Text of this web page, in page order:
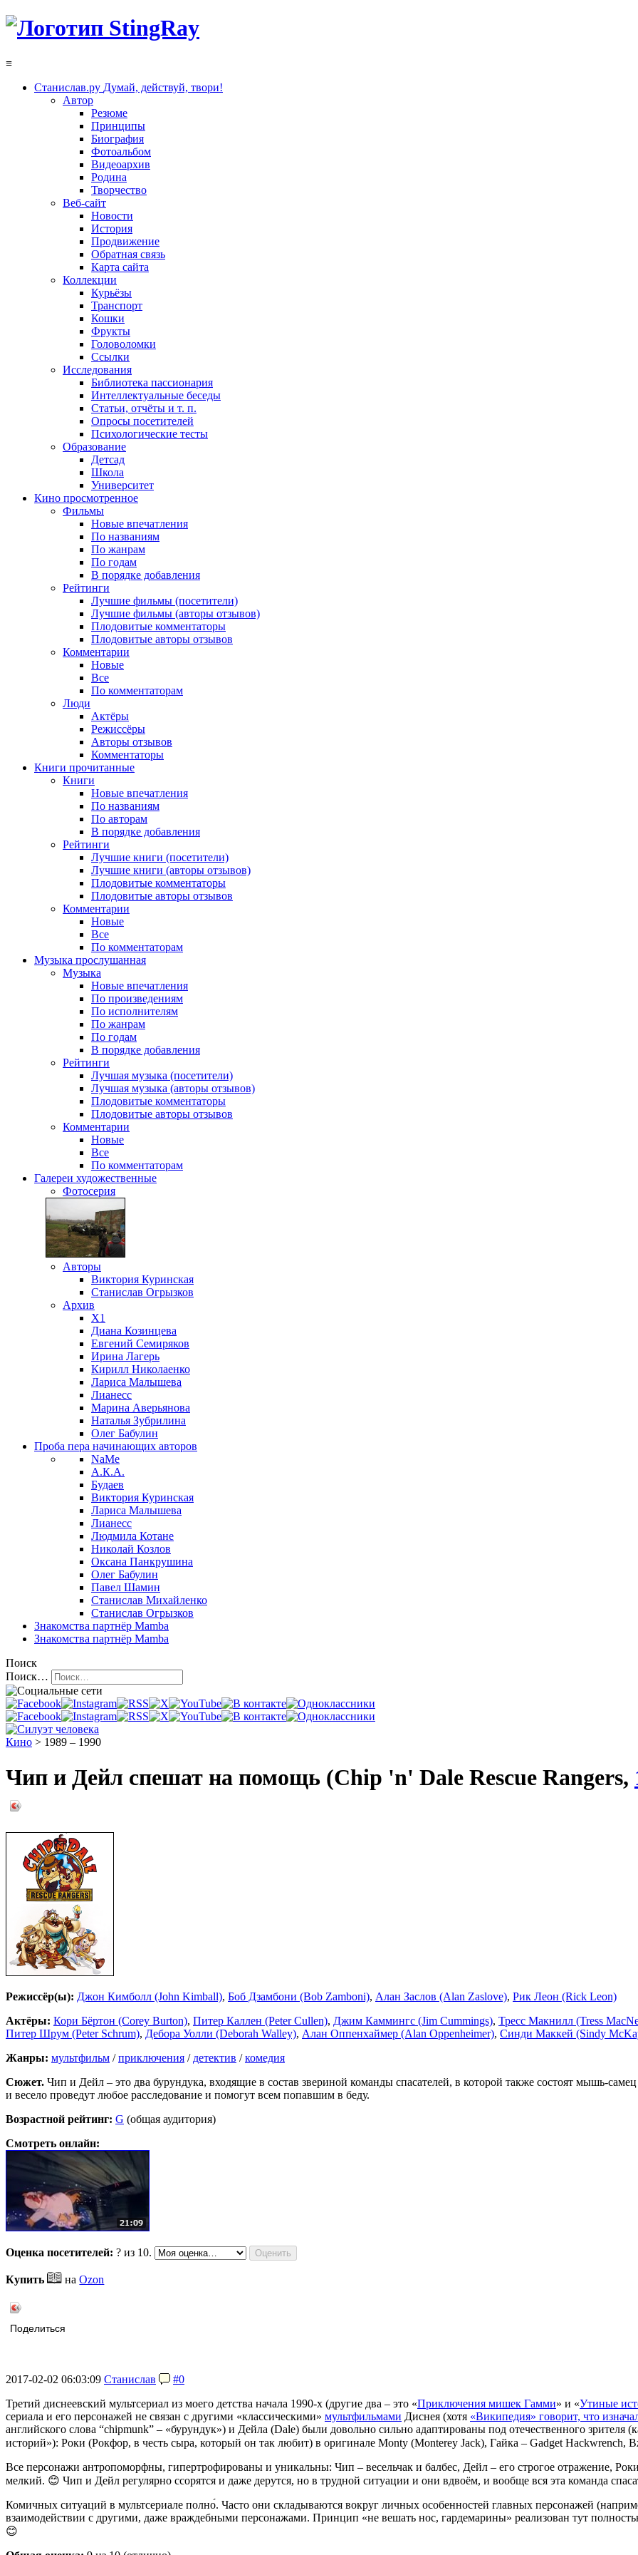
≡
Станислав.ру Думай, действуй, твори!
Автор
Резюме
Принципы
Биография
Фотоальбом
Видеоархив
Родина
Творчество
Веб-сайт
Новости
История
Продвижение
Обратная связь
Карта сайта
Коллекции
Курьёзы
Транспорт
Кошки
Фрукты
Головоломки
Ссылки
Исследования
Библиотека пассионария
Интеллектуальные беседы
Статьи, отчёты и т. п.
Опросы посетителей
Психологические тесты
Образование
Детсад
Школа
Университет
Кино просмотренное
Фильмы
Новые впечатления
По названиям
По жанрам
По годам
В порядке добавления
Рейтинги
Лучшие фильмы (посетители)
Лучшие фильмы (авторы отзывов)
Плодовитые комментаторы
Плодовитые авторы отзывов
Комментарии
Новые
Все
По комментаторам
Люди
Актёры
Режиссёры
Авторы отзывов
Комментаторы
Книги прочитанные
Книги
Новые впечатления
По названиям
По авторам
В порядке добавления
Рейтинги
Лучшие книги (посетители)
Лучшие книги (авторы отзывов)
Плодовитые комментаторы
Плодовитые авторы отзывов
Комментарии
Новые
Все
По комментаторам
Музыка прослушанная
Музыка
Новые впечатления
По произведениям
По исполнителям
По жанрам
По годам
В порядке добавления
Рейтинги
Лучшая музыка (посетители)
Лучшая музыка (авторы отзывов)
Плодовитые комментаторы
Плодовитые авторы отзывов
Комментарии
Новые
Все
По комментаторам
Галереи художественные
Фотосерия
Авторы
Виктория Куринская
Станислав Огрызков
Архив
X1
Диана Козинцева
Евгений Семиряков
Ирина Лагерь
Кирилл Николаенко
Лариса Малышева
Лианесс
Марина Аверьянова
Наталья Зубрилина
Олег Бабулин
Проба пера начинающих авторов
NaMe
А.К.А.
Будаев
Виктория Куринская
Лариса Малышева
Лианесс
Людмила Котане
Николай Козлов
Оксана Панкрушина
Олег Бабулин
Павел Шамин
Станислав Михайленко
Станислав Огрызков
Знакомства партнёр Mamba
Знакомства партнёр Mamba
Поиск
Поиск…
Кино > 1989 – 1990
Чип и Дейл спешат на помощь (Chip 'n' Dale Rescue Rangers,
Режиссёр(ы): Джон Кимболл (John Kimball), Боб Дзамбони (Bob Zamboni), Алан Заслов (Alan Zaslove), Рик Леон (Rick Leon)
Актёры: Кори Бёртон (Corey Burton), Питер Каллен (Peter Cullen), Джим Каммингс (Jim Cummings), Тресс Макнилл (Tress
Питер Шрум (Peter Schrum), Дебора Уолли (Deborah Walley), Алан Оппенхаймер (Alan Oppenheimer), Синди Маккей (Sindy
Жанры: мультфильм /приключения / детектив /комедия
Сюжет. Чип и Дейл – это два бурундука, входящие в состав звериной команды спасателей, в которой также состоят мышь-
и весело проведут любое расследование и помогут всем попавшим в беду.
Возрастной рейтинг: G (общая аудитория)
Смотреть онлайн:
Оценка посетителей: ? из 10.
Купить наOzon
Поделиться
2017-02-02 06:03:09 Станислав
#0
Третий диснеевский мультсериал из моего детства начала 1990-х (другие два – это «Приключения мишек Гамми» и «Утиные
сериала и его персонажей не связан с другими «классическими» мультфильмами Диснея (хотя «Википедия» говорит, что
английского слова “chipmunk” – «бурундук») и Дейла (Dale) были довольно сильно адаптированы под отечественного
историй»): Роки (Рокфор, в честь сыра, который он так любит) в оригинале Monty (Monterey Jack), Гайка – Gadget Hackwrench,
Все персонажи антропоморфны, гипертрофированы и уникальны: Чип – весельчак и балбес, Дейл – его строгое отражение,
мелкий. 😊 Чип и Дейл регулярно ссорятся и даже дерутся, но в трудной ситуации и они вдвоём, и вообще вся эта команда
Комичных ситуаций в мультсериале полно́. Часто они складываются вокруг личных особенностей главных персонажей
взаимодействии с другими, даже враждебными персонажами. Принцип «не вешать нос, гардемарины» реализован тут
😊